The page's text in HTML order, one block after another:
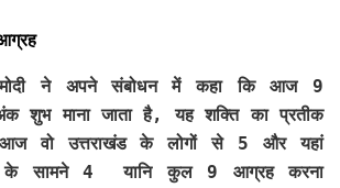
मोदी ने अपने संबोधन में कहा कि आज 9
शुभ माना जाता है, यह शक्ति का प्रतीक
आज वो उत्तराखंड के लोगों से 5 और यहां
के सामने 4 यानि कुल 9 आग्रह करना